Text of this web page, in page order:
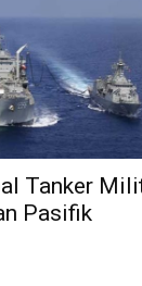
Tanker
Pasifik